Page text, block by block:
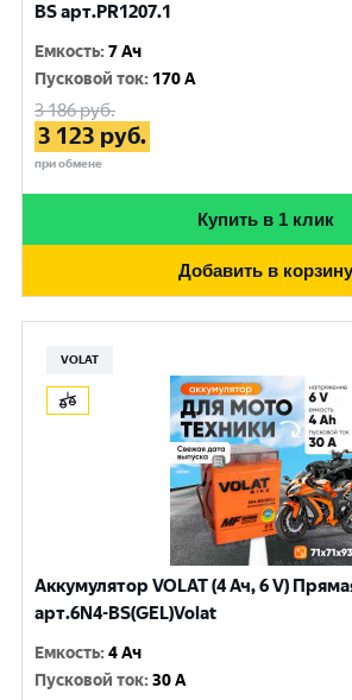
BS арт.PR1207.1
Емкость:7 Ач
Пусковой ток: 170 A
3 186руб.
3 123 руб.
при обмене
Купить в 1 клик
Добавить в корзину
VOLAT
Аккумулятор VOLAT (4 Ач, 6 V)
арт.6N4-BS(GEL)Volat
Емкость:4 Ач
Пусковой ток:30 A